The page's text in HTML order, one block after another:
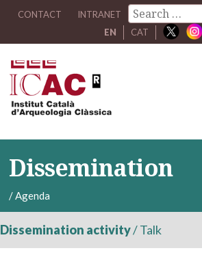
CONTACT INTRANET
EN
CAT
Dissemination
/Agenda
Dissemination activity/Talk